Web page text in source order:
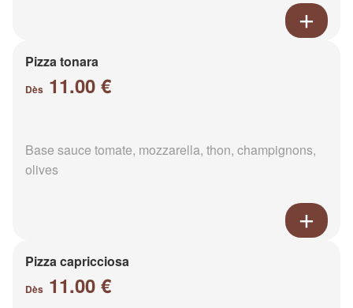
Pizza tonara
Dès 11.00 €
Base sauce tomate, mozzarella, thon, champignons,
olives
Pizza capricciosa
Dès 11.00 €